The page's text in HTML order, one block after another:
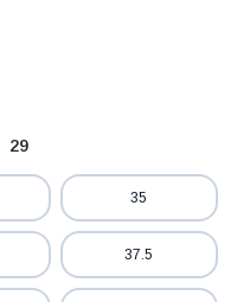
29
35
37.5